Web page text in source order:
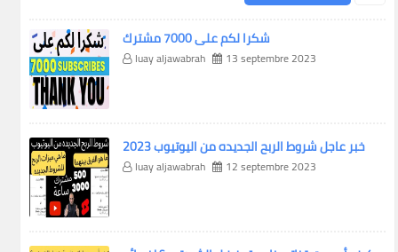
شكرا لكم على 7000 مشترك
luay aljawabrah 13 septembre 2023
خبر عاجل شروط الربح الجديده من اليوتيوب 2023
luay aljawabrah 12 septembre 2023